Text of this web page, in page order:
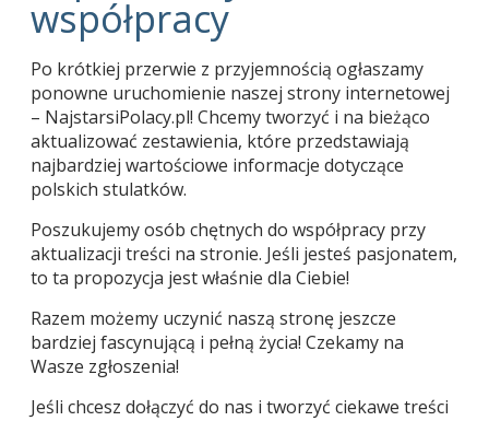
Pani Tekla Juniewicz kończy 114 lat
Karol Bogdan 1913-2020 04.06.2020
| Copyright © Wacław Jan Kroczek 2015-2026 |
Po krótkiej przerwie z przyjemnością ogłaszamy
ponowne uruchomienie naszej strony internetowej
– NajstarsiPolacy.pl! Chcemy tworzyć i na bieżąco
aktualizować zestawienia, które przedstawiają
najbardziej wartościowe informacje dotyczące
polskich stulatków.
Poszukujemy osób chętnych do współpracy przy
aktualizacji treści na stronie. Jeśli jesteś pasjonatem,
to ta propozycja jest właśnie dla Ciebie!
Razem możemy uczynić naszą stronę jeszcze
bardziej fascynującą i pełną życia! Czekamy na
Wasze zgłoszenia!
Jeśli chcesz dołączyć do nas i tworzyć ciekawe treści
Używamy ciasteczek, aby zapewnić najlepszą jakość
korzystania z naszej witryny.
Więcej informacji na temat plików ciasteczka, których
używamy, oraz możliwości ich wyłączenia znajdziesz w